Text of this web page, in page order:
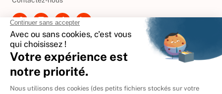
International
🇪🇸 Espagne
🇩🇪Allemagne
🇮🇹 Italie